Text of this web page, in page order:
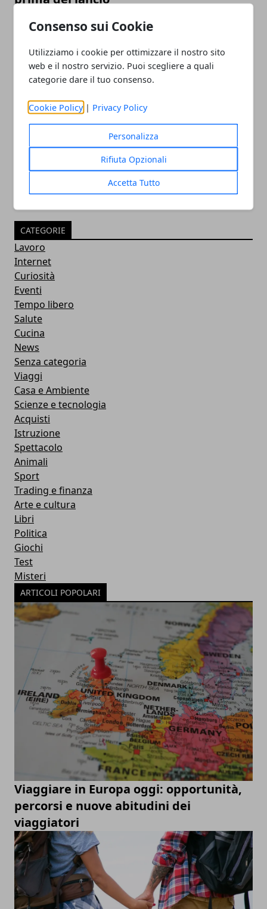
Consenso sui Cookie
Utilizziamo i cookie per ottimizzare il nostro sito
web e il nostro servizio. Puoi scegliere a quali
categorie dare il tuo consenso.
Cookie Policy | Privacy Policy
Personalizza
Rifiuta Opzionali
Accetta Tutto
SEO per e-commerce: i consigli per
gestirla al meglio
CATEGORIE
Lavoro
Internet
Curiosità
Eventi
Tempo libero
Salute
Cucina
News
Senza categoria
Viaggi
Casa e Ambiente
Scienze e tecnologia
Acquisti
Istruzione
Spettacolo
Animali
Sport
Trading e finanza
Arte e cultura
Libri
Politica
Giochi
Test
Misteri
ARTICOLI POPOLARI
Viaggiare in Europa oggi: opportunità,
percorsi e nuove abitudini dei
viaggiatori